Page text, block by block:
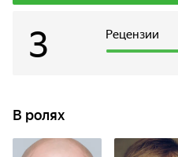
Рецензии
3
В ролях